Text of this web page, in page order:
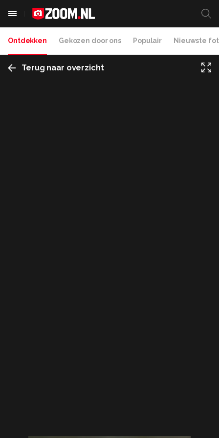
Ontdekken Gekozen door ons Populair Nieuwste
Terug naar overzicht